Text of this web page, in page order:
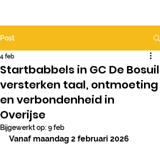
Post
Startbabbels in GC De Bosuil
versterken taal, ontmoeting
en verbondenheid in
Overijse
4 feb
Bijgewerkt op:9 feb
Vanaf maandag 2 februari 2026